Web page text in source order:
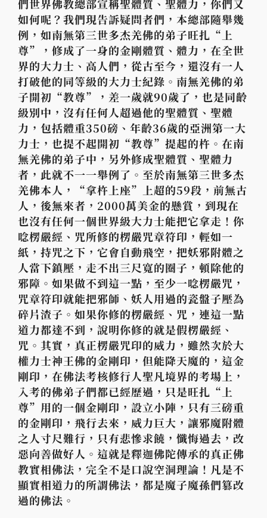
們世界佛教總部宣稱聖體質、聖體力，你們又
如何呢？我們現告訴疑問者們，本總部隨舉幾
例，如南無第三世多杰羌佛的弟子旺扎“上
尊”，修成了一身的金剛體質、體力，在全世
界的大力士、高人們，從古至今，還沒有一人
打破他的同等級的大力士紀錄。南無羌佛的弟
子開初“教尊”，差一歲就90歲了，也是同齡
級別中，沒有任何人超過他的聖體質、聖體
力，包括體重350磅、年齡36歲的亞洲第一大
力士，也提不起開初“教尊”提起的杵。在南
無羌佛的弟子中，另外修成聖體質、聖體力
者，此就不一一舉例了。至於南無第三世多杰
羌佛本人，“拿杵上座”上超的59段，前無古
人，後無來者，2000萬美金的懸賞，到現在
也沒有任何一個世界級大力士能把它拿走！你
唸楞嚴經、咒所修的楞嚴咒章符印，輕如一
紙，持咒之下，它會自動飛空，把妖邪附體之
人當下鎮壓，走不出三尺寬的圈子，頓除他的
邪障。如果做不到這一點，至少一唸楞嚴咒，
咒章符印就能把邪師、妖人用過的瓷盤子壓為
碎片渣子。如果你修的楞嚴經、咒，連這一點
道力都達不到，說明你修的就是假楞嚴經、
咒。其實，真正楞嚴咒印的威力，雖然次於大
權力士神王佛的金剛印，但能降天魔的，這金
剛印，在佛法考核修行人聖凡境界的考場上，
入考的佛弟子們都已經歷過，只是旺扎“上
尊”用的一個金剛印，設立小陣，只有三磅重
的金剛印，飛行去來，威力巨大，讓邪魔附體
之人寸尺難行，只有悲慘求饒，懺悔過去，改
惡向善做好人。這就是釋迦佛陀傳承的真正佛
教實相佛法，完全不是口說空洞理論！凡是不
顯實相道力的所謂佛法，都是魔子魔孫們篡改
過的佛法。